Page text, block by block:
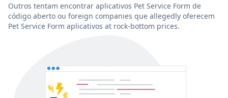
Outros tentam encontrar aplicativos Pet Service Form de
código aberto ou foreign companies que allegedly oferecem
Pet Service Form aplicativos at rock-bottom prices.